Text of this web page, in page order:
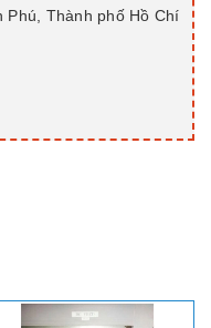
Thành phố Hồ Chí